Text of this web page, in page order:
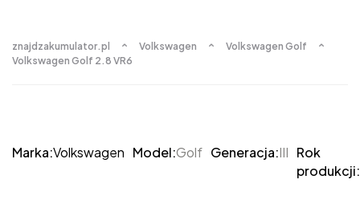
znajdzakumulator.pl Volkswagen
Volkswagen Golf
Volkswagen Golf 2.8 VR6
Marka:Volkswagen Model:Golf Generacja:III Rok
produkcji: